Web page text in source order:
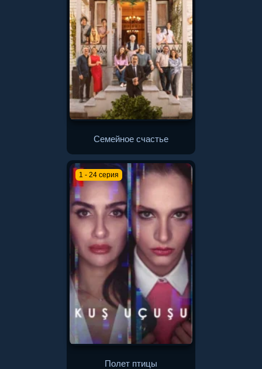
Семейное счастье
1 - 24 серия
Полет птицы